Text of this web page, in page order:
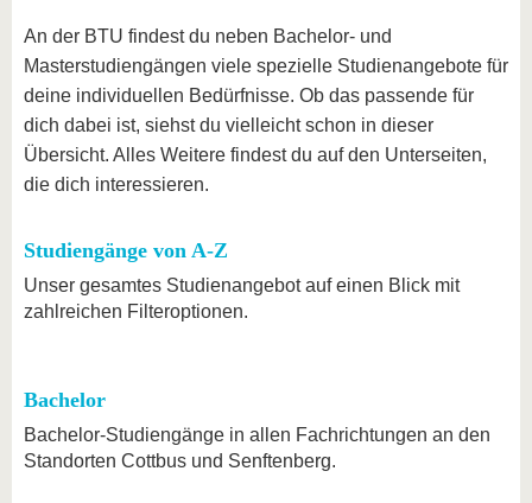
An der BTU findest du neben Bachelor- und
Masterstudiengängen viele spezielle Studienangebote für
deine individuellen Bedürfnisse. Ob das passende für
dich dabei ist, siehst du vielleicht schon in dieser
Übersicht. Alles Weitere findest du auf den Unterseiten,
die dich interessieren.
Studiengänge von A-Z
Unser gesamtes Studienangebot auf einen Blick mit
zahlreichen Filteroptionen.
Bachelor
Bachelor-Studiengänge in allen Fachrichtungen an den
Standorten Cottbus und Senftenberg.